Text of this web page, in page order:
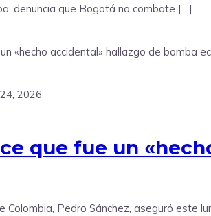
denuncia que Bogotá no combate […]
2026
que fue un
Colombia, Pedro Sánchez, aseguró este